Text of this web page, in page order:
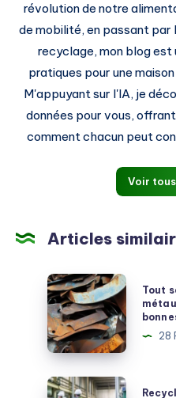
révolution de notre
de mobilité, en passant
recyclage, mon blog est
pratiques pour une
M'appuyant sur l'IA, je
données pour vous,
comment chacun peut
Voir
Articles
Tout
savoir
sur
le
recyclage
des
Tout
28
Recyclage